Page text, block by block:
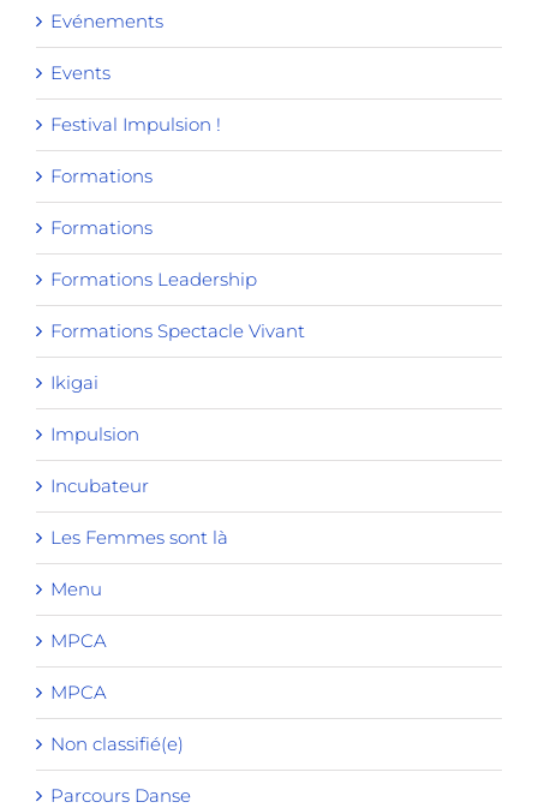
Evénements
Events
Festival Impulsion !
Formations
Formations
Formations Leadership
Formations Spectacle Vivant
Ikigai
Impulsion
Incubateur
Les Femmes sont là
Menu
MPCA
MPCA
Non classifié(e)
Parcours Danse